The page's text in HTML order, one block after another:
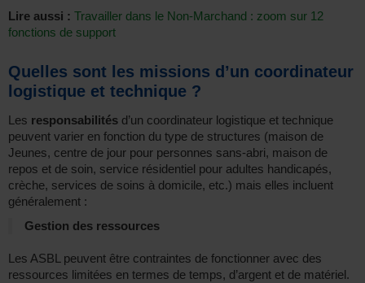
Lire aussi : Travailler dans le Non-Marchand : zoom sur 12
fonctions de support
Quelles sont les missions d’un coordinateur
logistique et technique ?
Les responsabilités d’un coordinateur logistique et technique
peuvent varier en fonction du type de structures (maison de
Jeunes, centre de jour pour personnes sans-abri, maison de
repos et de soin, service résidentiel pour adultes handicapés,
crèche, services de soins à domicile, etc.) mais elles incluent
généralement :
Gestion des ressources
Les ASBL peuvent être contraintes de fonctionner avec des
ressources limitées en termes de temps, d’argent et de matériel.